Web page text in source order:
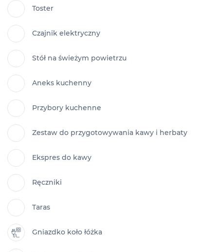
Toster
Czajnik elektryczny
Stół na świeżym powietrzu
Aneks kuchenny
Przybory kuchenne
Zestaw do przygotowywania kawy i herbaty
Ekspres do kawy
Ręczniki
Taras
Gniazdko koło łóżka